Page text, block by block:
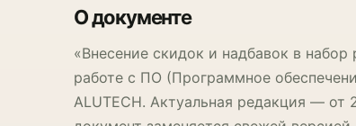
О документе
«Внесение скидок и надбавок в
работе с ПО (Программное
ALUTECH. Актуальная редакция — от